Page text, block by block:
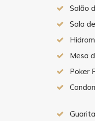
Salão
Sala
Mesa
Poker